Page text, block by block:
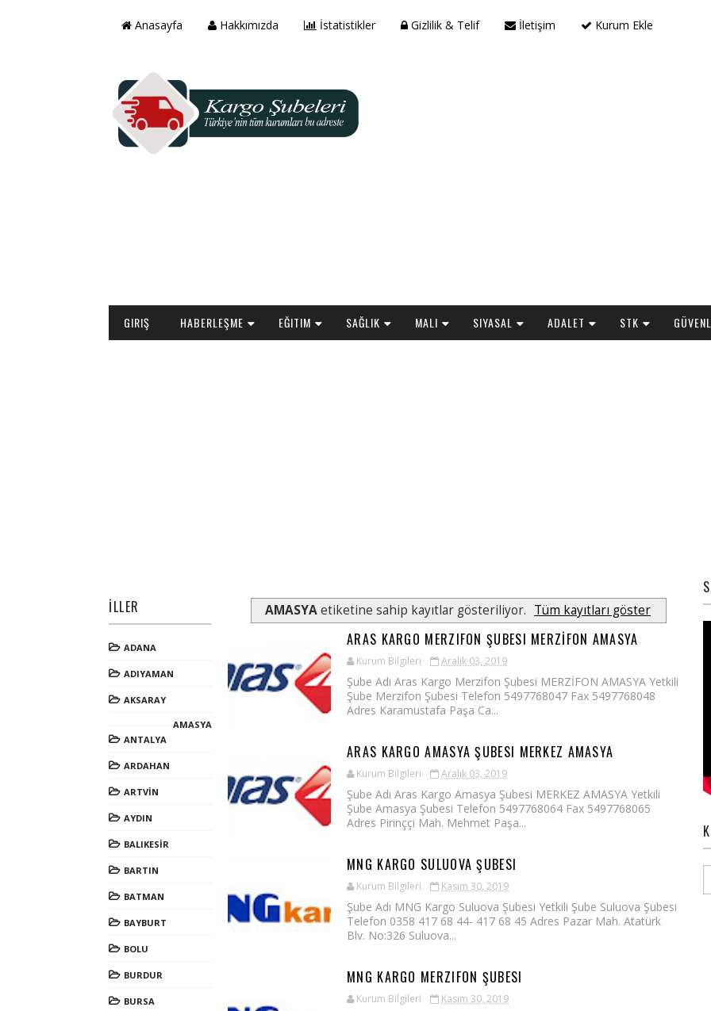
Anasayfa Hakkımızda İstatistikler Gizlilik & Telif İletişim Kurum Ekle
GIRIŞ HABERLEŞME EĞITIM SAĞLIK MALI SIYASAL ADALET STK
İLLER
ADANA
ADIYAMAN
AKSARAY
AMASYA
ANTALYA
ARDAHAN
ARTVİN
AYDIN
BALIKESİR
BARTIN
BATMAN
BAYBURT
BOLU
BURDUR
BURSA
AMASYAetiketine sahip kayıtlar gösteriliyor. Tüm kayıtları göster
ARAS KARGO MERZIFON ŞUBESI MERZİFON AMASYA
Kurum Bilgileri Aralık 03, 2019
Şube Adı Aras Kargo Merzifon Şubesi MERZİFON AMASYA Yetkili
Şube Merzifon Şubesi Telefon 5497768047 Fax 5497768048
Adres Karamustafa Paşa Ca...
ARAS KARGO AMASYA ŞUBESI MERKEZ AMASYA
Kurum Bilgileri Aralık 03, 2019
Şube Adı Aras Kargo Amasya Şubesi MERKEZ AMASYA Yetkili
Şube Amasya Şubesi Telefon 5497768064 Fax 5497768065
Adres Pirinççi Mah. Mehmet Paşa...
MNG KARGO SULUOVA ŞUBESI
Kurum Bilgileri Kasım 30, 2019
Şube Adı MNG Kargo Suluova Şubesi Yetkili Şube Suluova Şubesi
Telefon 0358 417 68 44- 417 68 45 Adres Pazar Mah. Atatürk
Blv. No:326 Suluova...
MNG KARGO MERZIFON ŞUBESI
Kurum Bilgileri Kasım 30, 2019